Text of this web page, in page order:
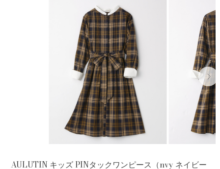
AULUTIN キッズ PINタックワンピース（nvy ネイビー